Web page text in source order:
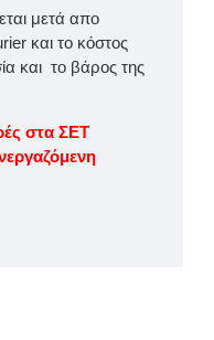
μετά απο
και το κόστος
και το βάρος της
στα ΣΕΤ